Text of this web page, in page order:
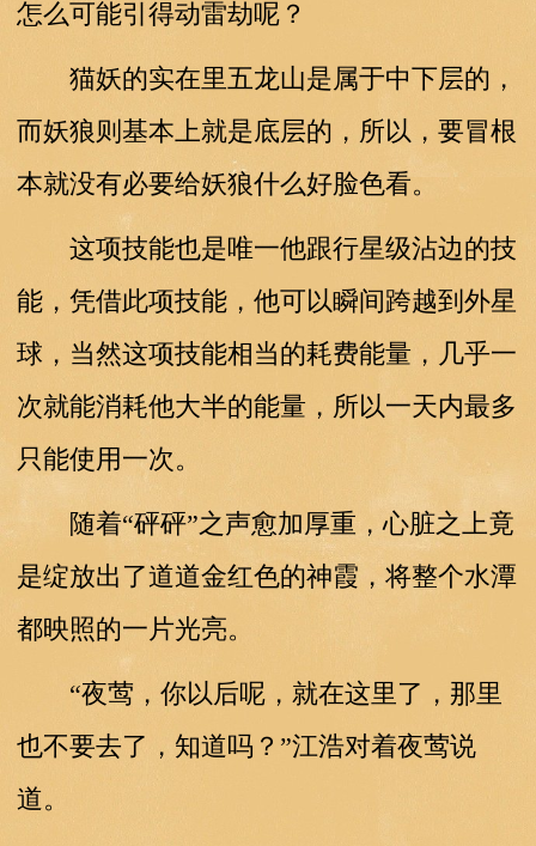
怎么可能引得动雷劫呢？
猫妖的实在里五龙山是属于中下层的，
而妖狼则基本上就是底层的，所以，要冒根
本就没有必要给妖狼什么好脸色看。
这项技能也是唯一他跟行星级沾边的技
能，凭借此项技能，他可以瞬间跨越到外星
球，当然这项技能相当的耗费能量，几乎一
次就能消耗他大半的能量，所以一天内最多
只能使用一次。
随着“砰砰”之声愈加厚重，心脏之上竟
是绽放出了道道金红色的神霞，将整个水潭
都映照的一片光亮。
“夜莺，你以后呢，就在这里了，那里
也不要去了，知道吗？”江浩对着夜莺说
道。